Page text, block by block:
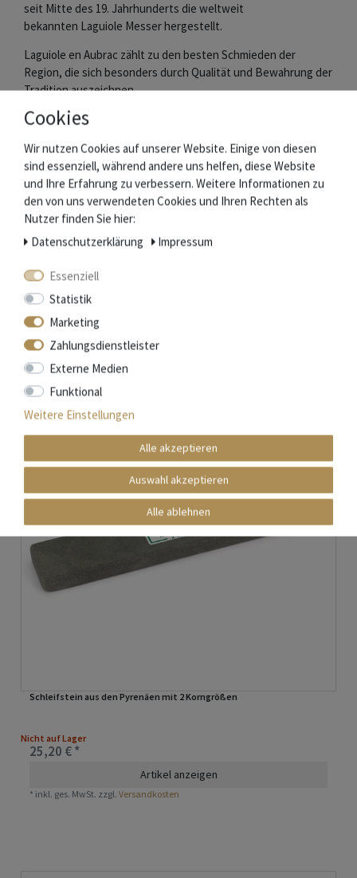
seit Mitte des 19. Jahrhunderts die weltweit
bekannten Laguiole Messer hergestellt.
Laguiole en Aubrac zählt zu den besten Schmieden der
Region, die sich besonders durch Qualität und Bewahrung der
Tradition auszeichnen.
Messer und Griffschalen werden aus edlen Materialien in
Handarbeit gefertigt. Die Klingen ziert der berühmte
Stierkopf.
Die je nach Messertyp bis zu 216 Arbeitsschritte bei der
Herstellung werden jeweils nur von einem Schmied
ausgeführt.
Das garantiert handwerkliche Qualität und macht jedes
Messer zu einem Einzelstück.
Mehr Informationen zum EU Verantwortlichen »
Zubehör
Schleifstein aus den Pyrenäen mit 2 Korngrößen
Nicht auf Lager
25,20 € *
Artikel anzeigen
* inkl. ges. MwSt. zzgl.Versandkosten
Cookies
Wir nutzen Cookies auf unserer Website. Einige von diesen
sind essenziell, während andere uns helfen, diese Website
und Ihre Erfahrung zu verbessern. Weitere Informationen zu
den von uns verwendeten Cookies und Ihren Rechten als
Nutzer finden Sie hier:
Daten­schutz­erklärung
Impressum
Essenziell
Statistik
Marketing
Zahlungsdienstleister
Externe Medien
Funktional
Weitere Einstellungen
Alle akzeptieren
Auswahl akzeptieren
Alle ablehnen